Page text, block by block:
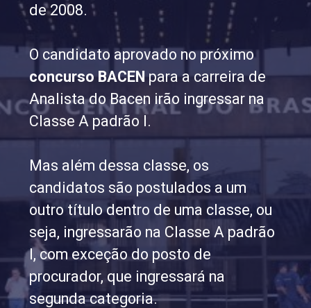
de 2008.
O candidato aprovado no próximo
concurso BACENpara a carreira de
Analista do Bacen irão ingressar na
Classe A padrão I.
Mas além dessa classe, os
candidatos são postulados a um
outro título dentro de uma classe, ou
seja, ingressarão na Classe A padrão
I, com exceção do posto de
procurador, que ingressará na
segunda categoria.